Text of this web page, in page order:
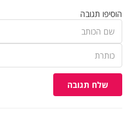
הוסיפו תגובה
שלח תגובה